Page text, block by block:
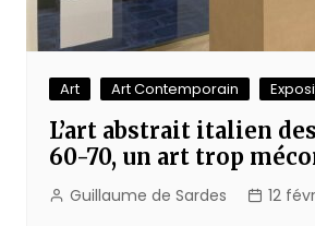
Art Art Contemporain
L’art abstrait italien
60-70, un art trop
Guillaume de Sardes 12